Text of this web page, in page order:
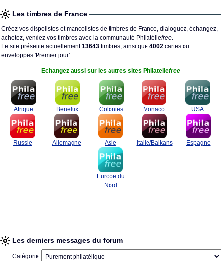
Les timbres de France
Créez vos dispolistes et mancolistes de timbres de France, dialoguez, échangez,
achetez, vendez vos timbres avec la communauté Philatéliefree.
Le site présente actuellement13643 timbres, ainsi que 4002 cartes ou
enveloppes 'Premier jour'.
Echangez aussi sur les autres sites Philateliefree
Afrique Benelux Colonies Monaco USA
Russie Allemagne Asie Italie/Balkans Espagne
Europe du
Nord
Les derniers messages du forum
Catégorie